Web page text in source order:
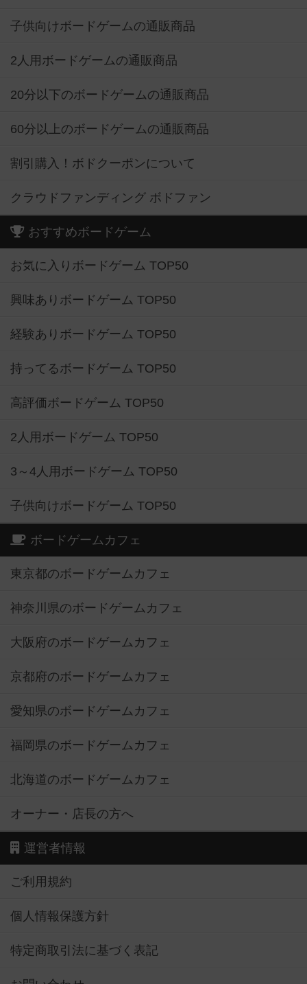
子供向けボードゲームの通販商品
2人用ボードゲームの通販商品
20分以下のボードゲームの通販商品
60分以上のボードゲームの通販商品
割引購入！ボドクーポンについて
クラウドファンディング ボドファン
おすすめボードゲーム
お気に入りボードゲーム TOP50
興味ありボードゲーム TOP50
経験ありボードゲーム TOP50
持ってるボードゲーム TOP50
高評価ボードゲーム TOP50
2人用ボードゲーム TOP50
3～4人用ボードゲーム TOP50
子供向けボードゲーム TOP50
ボードゲームカフェ
東京都のボードゲームカフェ
神奈川県のボードゲームカフェ
大阪府のボードゲームカフェ
京都府のボードゲームカフェ
愛知県のボードゲームカフェ
福岡県のボードゲームカフェ
北海道のボードゲームカフェ
オーナー・店長の方へ
運営者情報
ご利用規約
個人情報保護方針
特定商取引法に基づく表記